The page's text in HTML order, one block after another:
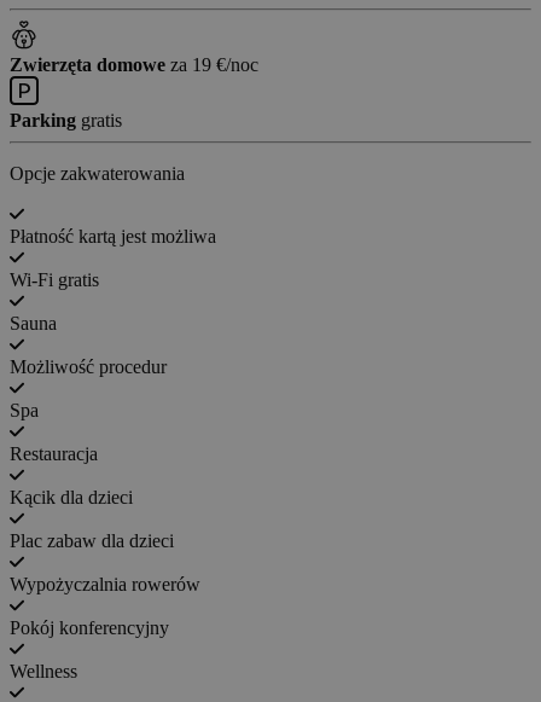
Zwierzęta domowe za 19 €/noc
Parking gratis
Opcje zakwaterowania
Płatność kartą jest możliwa
Wi-Fi gratis
Sauna
Możliwość procedur
Spa
Restauracja
Kącik dla dzieci
Plac zabaw dla dzieci
Wypożyczalnia rowerów
Pokój konferencyjny
Wellness